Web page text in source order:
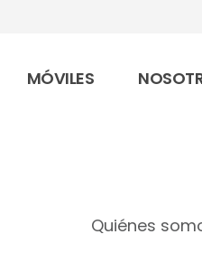
MÓVILES
Quiénes